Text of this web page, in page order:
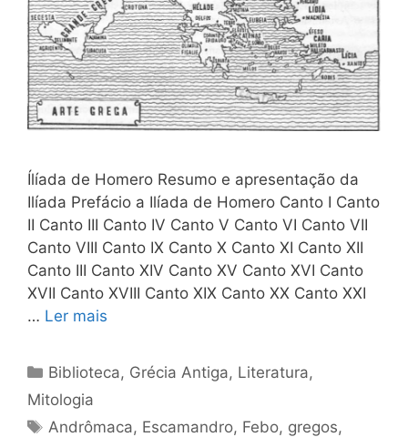
Ílíada de Homero Resumo e apresentação da
Ilíada Prefácio a Ilíada de Homero Canto I Canto
II Canto III Canto IV Canto V Canto VI Canto VII
Canto VIII Canto IX Canto X Canto XI Canto XII
Canto III Canto XIV Canto XV Canto XVI Canto
XVII Canto XVIII Canto XIX Canto XX Canto XXI
… Ler mais
Categorias
Biblioteca, Grécia Antiga, Literatura,
Mitologia
Tags
Andrômaca, Escamandro, Febo, gregos,